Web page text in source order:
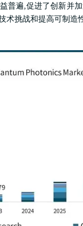
普遍,促进了创新并
挑战和提高可制造